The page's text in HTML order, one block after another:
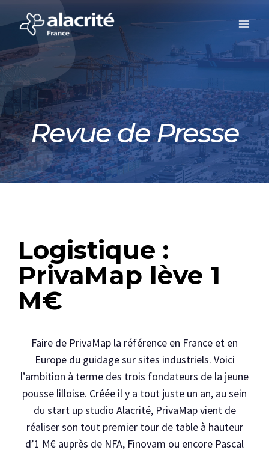
Revue de Presse
Logistique :
PrivaMap lève 1
M€
Faire de PrivaMap la référence en France et en
Europe du guidage sur sites industriels. Voici
l’ambition à terme des trois fondateurs de la jeune
pousse lilloise. Créée il y a tout juste un an, au sein
du start up studio Alacrité, PrivaMap vient de
réaliser son tout premier tour de table à hauteur
d’1 M€ auprès de NFA, Finovam ou encore Pascal